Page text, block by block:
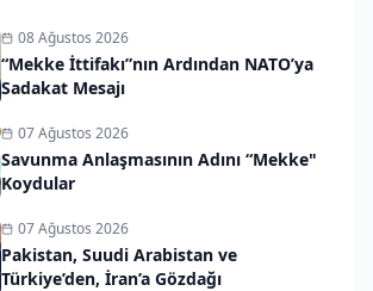
08 Ağustos 2026
“Mekke İttifakı”nın Ardından NATO’ya
Sadakat Mesajı
07 Ağustos 2026
Savunma Anlaşmasının Adını “Mekke"
Koydular
07 Ağustos 2026
Pakistan, Suudi Arabistan ve
Türkiye’den, İran’a Gözdağı